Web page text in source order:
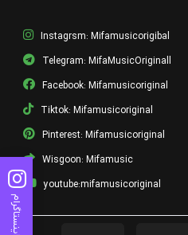
Instagrsm: Mifamusicorigibal
Telegram: MifaMusicOriginall
Facebook: Mifamusicoriginal
Tiktok: Mifamusicoriginal
Pinterest: Mifamusicoriginal
Wisgoon: Mifamusic
youtube:mifamusicoriginal
اینستاگرام